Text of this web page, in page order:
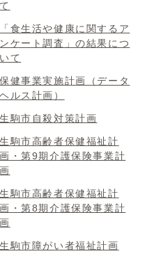
て
「食生活や健康に関するア
ンケート調査」の結果につ
いて
保健事業実施計画（データ
ヘルス計画）
生駒市自殺対策計画
生駒市高齢者保健福祉計
画・第9期介護保険事業計
画
生駒市高齢者保健福祉計
画・第8期介護保険事業計
画
生駒市障がい者福祉計画